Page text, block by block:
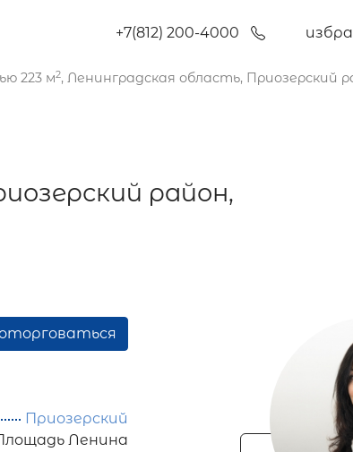
+7(812) 200-4000
223 м2, Ленинградская область, Приозерский
район,
Приозерский
Ленина